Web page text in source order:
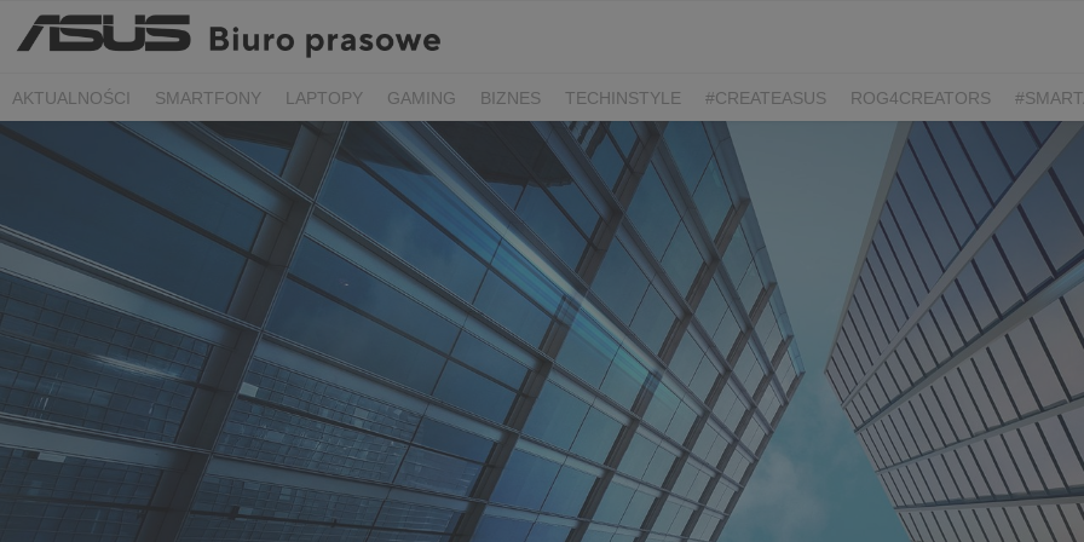
AKTUALNOŚCI SMARTFONY LAPTOPY GAMING BIZNES TECHINSTYLE #CREATEASUS ROG4CREATORS